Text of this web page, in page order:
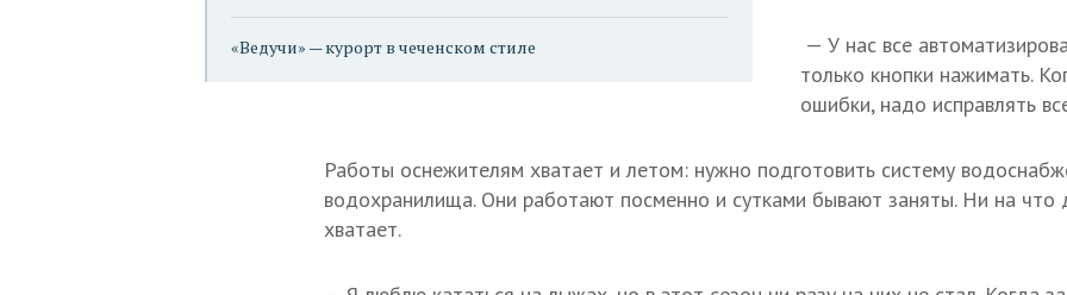
«Ведучи» — курорт в чеченском стиле
— У нас все
только кнопки нажимать.
ошибки, надо исправлять
Работы оснежителям хватает и летом: нужно подготовить систему
водохранилища. Они работают посменно и сутками бывают заняты. Ни на что
хватает.